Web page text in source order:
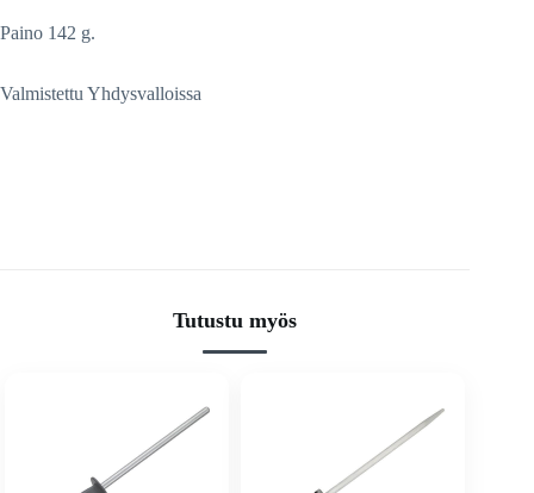
Paino 142 g.
Valmistettu Yhdysvalloissa
Tutustu myös